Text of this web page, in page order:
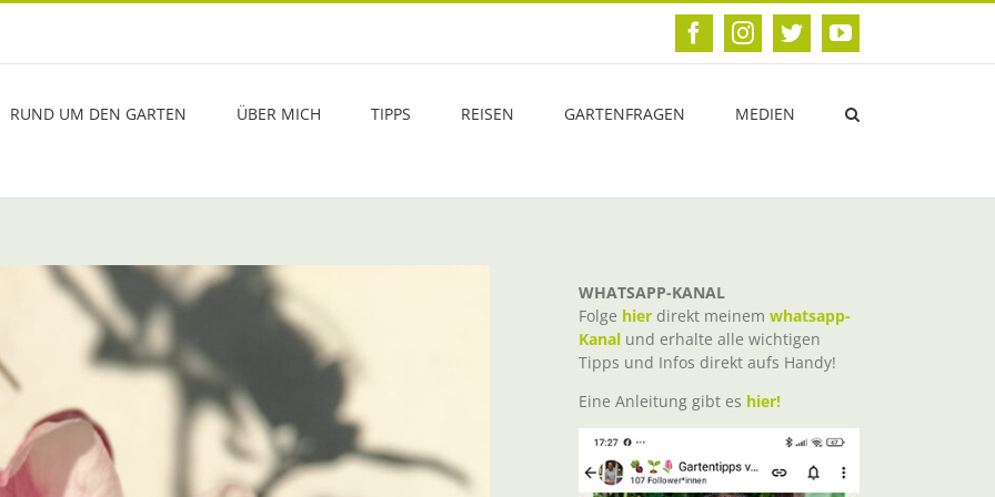
FacebookInstagram
TwitterYouTube
RUND UM DEN GARTEN ÜBER MICH TIPPS REISEN GARTENFRAGEN MEDIEN
WHATSAPP-KANAL
Folge hier direkt meinem whatsapp-
Kanal und erhalte alle wichtigen
Tipps und Infos direkt aufs Handy!
Eine Anleitung gibt es hier!